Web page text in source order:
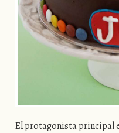
El protagonista principal